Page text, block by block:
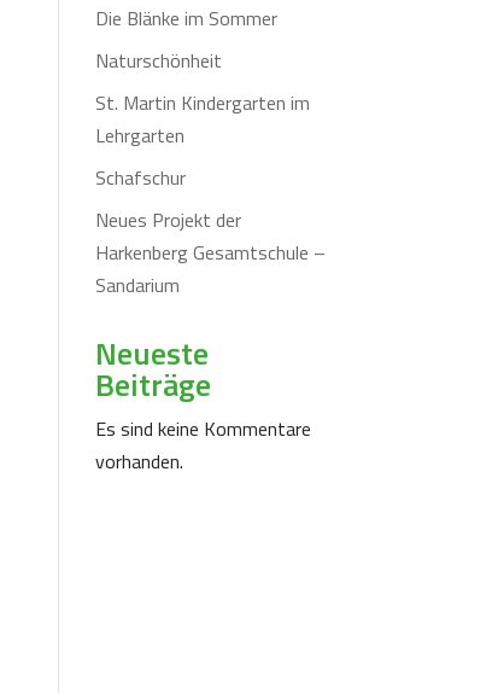
Die Blänke im Sommer
Naturschönheit
St. Martin Kindergarten im
Lehrgarten
Schafschur
Neues Projekt der
Harkenberg Gesamtschule –
Sandarium
Neueste
Beiträge
Es sind keine Kommentare
vorhanden.